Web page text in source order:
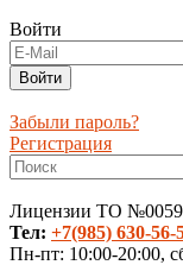
Войти
Забыли пароль?
Регистрация
Лицензии ТО
Тел: +7(985) 630-56-
Пн-пт: 10:00-20:00,